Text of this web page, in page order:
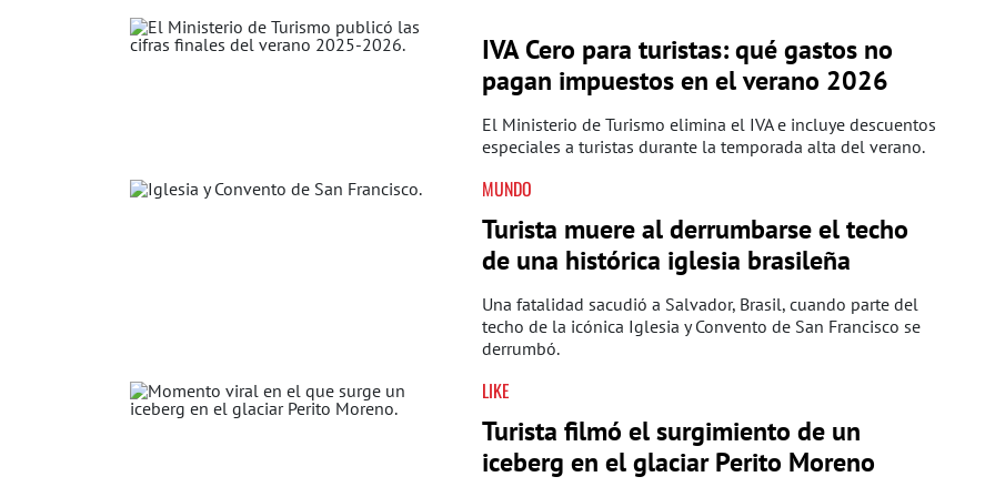
IVA Cero para turistas: qué gastos no
pagan impuestos en el verano 2026
El Ministerio de Turismo elimina el IVA e incluye descuentos
especiales a turistas durante la temporada alta del verano.
MUNDO
Turista muere al derrumbarse el techo
de una histórica iglesia brasileña
Una fatalidad sacudió a Salvador, Brasil, cuando parte del
techo de la icónica Iglesia y Convento de San Francisco se
derrumbó.
LIKE
Turista filmó el surgimiento de un
iceberg en el glaciar Perito Moreno